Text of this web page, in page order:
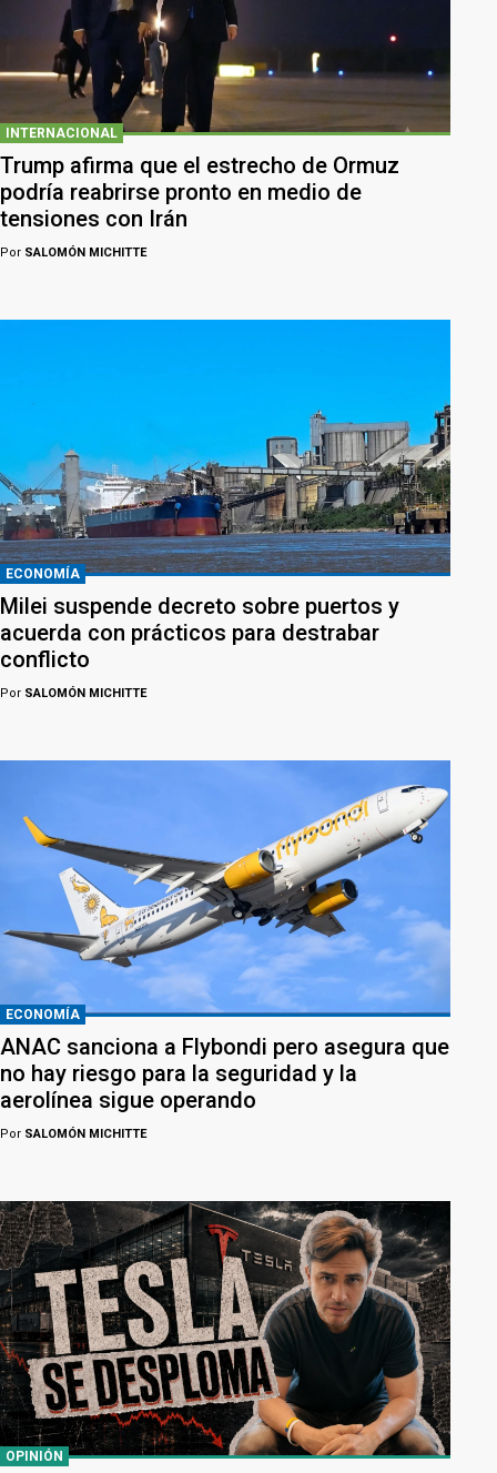
INTERNACIONAL
Trump afirma que el estrecho de Ormuz
podría reabrirse pronto en medio de
tensiones con Irán
Por SALOMÓN MICHITTE
ECONOMÍA
Milei suspende decreto sobre puertos y
acuerda con prácticos para destrabar
conflicto
Por SALOMÓN MICHITTE
ECONOMÍA
ANAC sanciona a Flybondi pero asegura que
no hay riesgo para la seguridad y la
aerolínea sigue operando
Por SALOMÓN MICHITTE
OPINIÓN